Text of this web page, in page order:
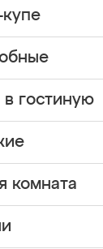
в гостиную
комната